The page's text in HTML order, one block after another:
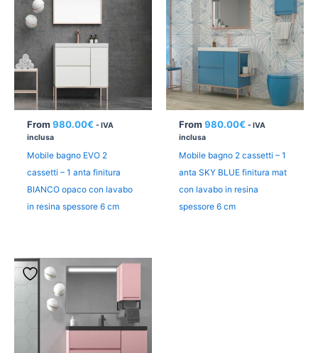
From 980.00€ - IVA
inclusa
Mobile bagno EVO 2
cassetti – 1 anta finitura
BIANCO opaco con lavabo
in resina spessore 6 cm
From 980.00€ - IVA
inclusa
Mobile bagno 2 cassetti – 1
anta SKY BLUE finitura mat
con lavabo in resina
spessore 6 cm